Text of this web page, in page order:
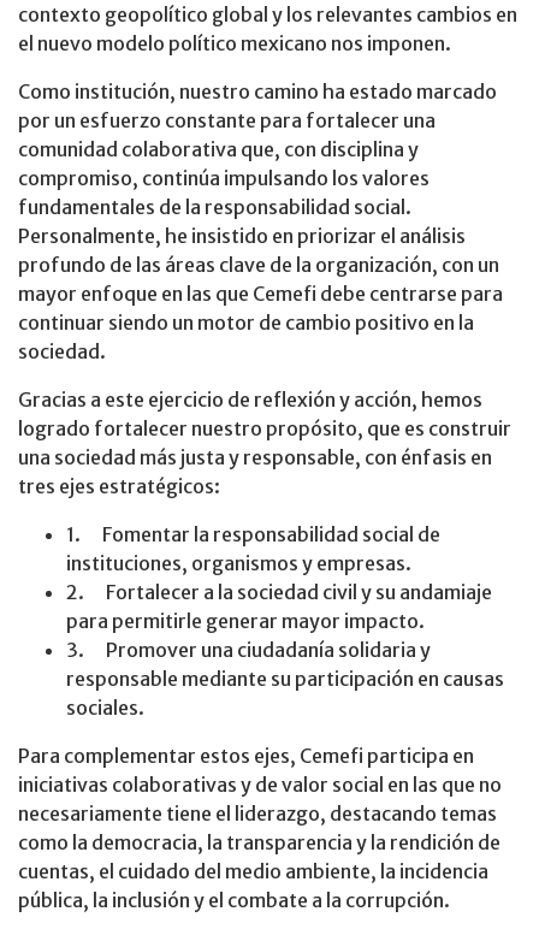
contexto geopolítico global y los relevantes cambios en
el nuevo modelo político mexicano nos imponen.
Como institución, nuestro camino ha estado marcado
por un esfuerzo constante para fortalecer una
comunidad colaborativa que, con disciplina y
compromiso, continúa impulsando los valores
fundamentales de la responsabilidad social.
Personalmente, he insistido en priorizar el análisis
profundo de las áreas clave de la organización, con un
mayor enfoque en las que Cemefi debe centrarse para
continuar siendo un motor de cambio positivo en la
sociedad.
Gracias a este ejercicio de reflexión y acción, hemos
logrado fortalecer nuestro propósito, que es construir
una sociedad más justa y responsable, con énfasis en
tres ejes estratégicos:
1. Fomentar la responsabilidad social de
instituciones, organismos y empresas.
2. Fortalecer a la sociedad civil y su andamiaje
para permitirle generar mayor impacto.
3. Promover una ciudadanía solidaria y
responsable mediante su participación en causas
sociales.
Para complementar estos ejes, Cemefi participa en
iniciativas colaborativas y de valor social en las que no
necesariamente tiene el liderazgo, destacando temas
como la democracia, la transparencia y la rendición de
cuentas, el cuidado del medio ambiente, la incidencia
pública, la inclusión y el combate a la corrupción.